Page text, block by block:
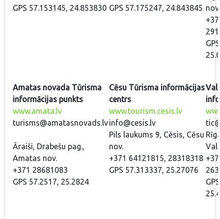
GPS 57.153145, 24.853830 GPS 57.175247, 24.843845 nov.
Amatas novada Tūrisma
informācijas punkts
www.amata.lv
turisms@amatasnovads.lv
Āraiši, Drabešu pag.,
Amatas nov.
+371 28681083
GPS 57.2517, 25.2824
Cēsu Tūrisma informācijas
centrs
www.tourism.cesis.lv
info@cesis.lv
Pils laukums 9, Cēsis, Cēsu
nov.
+371 64121815, 28318318
GPS 57.313337, 25.27076